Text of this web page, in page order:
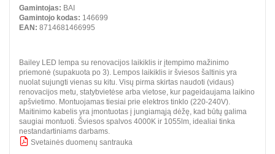
Gamintojas: BAI
Gamintojo kodas: 146699
EAN: 8714681466995
Bailey LED lempa su renovacijos laikiklis ir įtempimo mažinimo
priemonė (supakuota po 3). Lempos laikiklis ir šviesos šaltinis yra
nuolat sujungti vienas su kitu. Visų pirma skirtas naudoti (vidaus)
renovacijos metu, statybvietėse arba vietose, kur pageidaujama laikino
apšvietimo. Montuojamas tiesiai prie elektros tinklo (220-240V).
Maitinimo kabelis yra įmontuotas į jungiamąją dėžę, kad būtų galima
saugiai montuoti. Šviesos spalvos 4000K ir 1055lm, idealiai tinka
nestandartiniams darbams.
Svetainės duomenų santrauka